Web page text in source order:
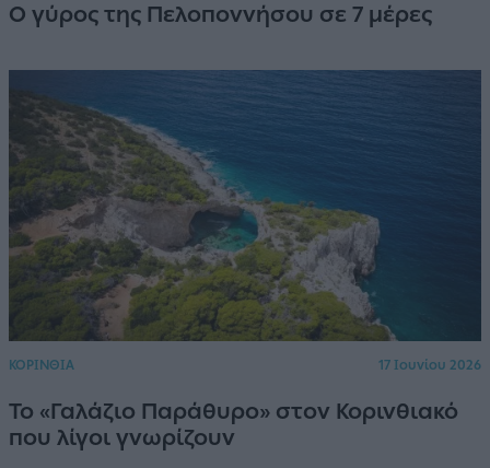
Ο γύρος της Πελοποννήσου σε 7 μέρες
ΚΟΡΙΝΘΙΑ 17 Ιουνίου 2026
Το «Γαλάζιο Παράθυρο» στον Κορινθιακό
που λίγοι γνωρίζουν